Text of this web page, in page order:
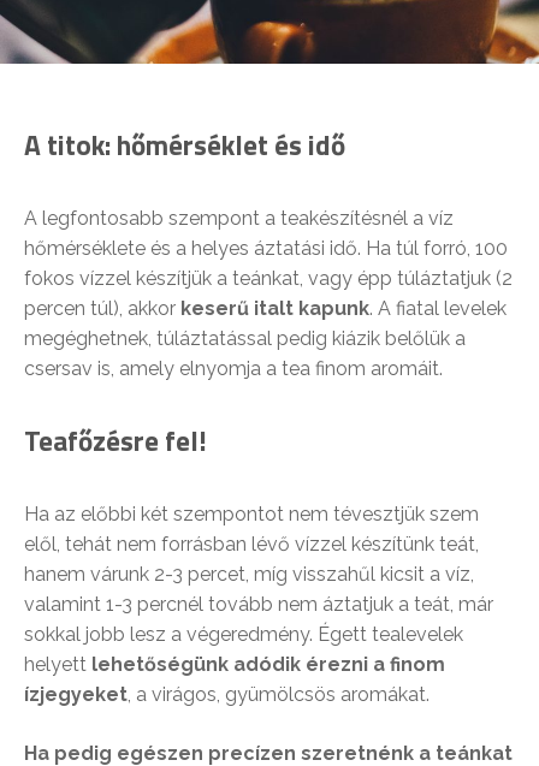
A titok: hőmérséklet és idő
A legfontosabb szempont a teakészítésnél a víz
hőmérséklete és a helyes áztatási idő. Ha túl forró, 100
fokos vízzel készítjük a teánkat, vagy épp túláztatjuk (2
percen túl), akkor keserű italt kapunk. A fiatal levelek
megéghetnek, túláztatással pedig kiázik belőlük a
csersav is, amely elnyomja a tea finom aromáit.
Teafőzésre fel!
Ha az előbbi két szempontot nem tévesztjük szem
elől, tehát nem forrásban lévő vízzel készítünk teát,
hanem várunk 2-3 percet, míg visszahűl kicsit a víz,
valamint 1-3 percnél tovább nem áztatjuk a teát, már
sokkal jobb lesz a végeredmény. Égett tealevelek
helyett lehetőségünk adódik érezni a finom
ízjegyeket , a virágos, gyümölcsös aromákat.
Ha pedig egészen precízen szeretnénk a teánkat